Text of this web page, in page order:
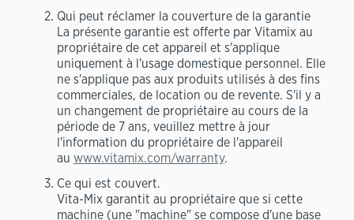
Qui peut réclamer la couverture de la garantie
La présente garantie est offerte par Vitamix au
propriétaire de cet appareil et s'applique
uniquement à l'usage domestique personnel. Elle
ne s'applique pas aux produits utilisés à des fins
commerciales, de location ou de revente. S'il y a
un changement de propriétaire au cours de la
période de 7 ans, veuillez mettre à jour
l'information du propriétaire de l'appareil
au www.vitamix.com/warranty.
Ce qui est couvert.
Vita-Mix garantit au propriétaire que si cette
machine (une "machine" se compose d'une base